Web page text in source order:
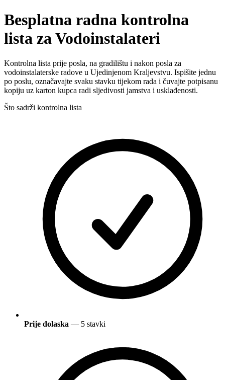
Besplatna radna kontrolna
lista za Vodoinstalateri
Kontrolna lista prije posla, na gradilištu i nakon posla za
vodoinstalaterske radove u Ujedinjenom Kraljevstvu. Ispišite jednu
po poslu, označavajte svaku stavku tijekom rada i čuvajte potpisanu
kopiju uz karton kupca radi sljedivosti jamstva i usklađenosti.
Što sadrži kontrolna lista
Prije dolaska — 5 stavki